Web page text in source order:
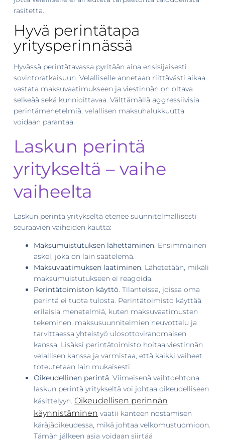
rasitetta.
Hyvä perintätapa
yritysperinnässä
Hyvässä perintätavassa pyritään aina ensisijaisesti
sovintoratkaisuun. Velalliselle annetaan riittävästi aikaa
vastata maksuvaatimukseen ja viestinnän on oltava
selkeää sekä kunnioittavaa. Välttämällä aggressiivisia
perintämenetelmiä, velallisen maksuhalukkuutta
voidaan parantaa.
Laskun perintä
yritykseltä – vaihe
vaiheelta
Laskun perintä yritykseltä etenee suunnitelmallisesti
seuraavien vaiheiden kautta:
Maksumuistutuksen lähettäminen. Ensimmäinen
askel, joka on lain säätelemä.
Maksuvaatimuksen laatiminen. Lähetetään, mikäli
maksumuistutukseen ei reagoida.
Perintätoimiston käyttö. Tilanteissa, joissa oma
perintä ei tuota tulosta. Perintätoimisto käyttää
erilaisia menetelmiä, kuten maksuvaatimusten
tekeminen, maksusuunnitelmien neuvottelu ja
tarvittaessa yhteistyö ulosottoviranomaisen
kanssa. Lisäksi perintätoimisto hoitaa viestinnän
velallisen kanssa ja varmistaa, että kaikki vaiheet
toteutetaan lain mukaisesti.
Oikeudellinen perintä. Viimeisenä vaihtoehtona
laskun perintä yritykseltä voi johtaa oikeudelliseen
käsittelyyn. Oikeudellisen perinnän
käynnistäminen vaatii kanteen nostamisen
käräjäoikeudessa, mikä johtaa velkomustuomioon.
Tämän jälkeen asia voidaan siirtää